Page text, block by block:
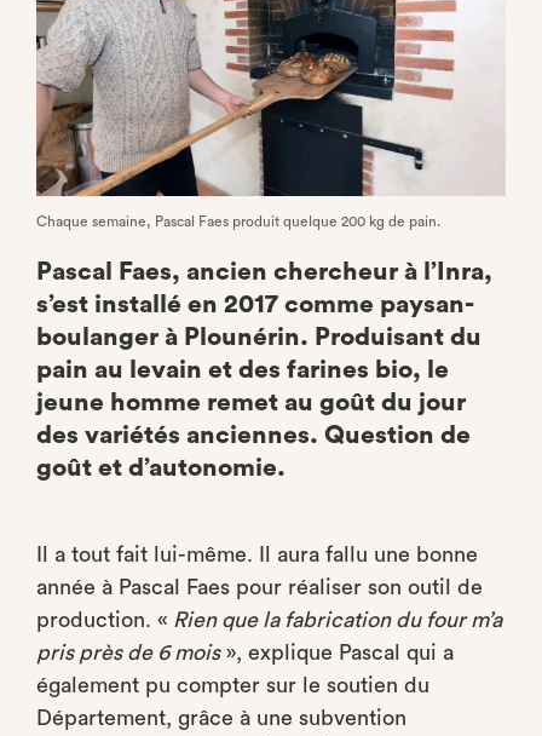
Chaque semaine, Pascal Faes produit quelque 200 kg de pain.
Pascal Faes, ancien chercheur à l’Inra,
s’est installé en 2017 comme paysan-
boulanger à Plounérin. Produisant du
pain au levain et des farines bio, le
jeune homme remet au goût du jour
des variétés anciennes. Question de
goût et d’autonomie.
Il a tout fait lui-même. Il aura fallu une bonne
année à Pascal Faes pour réaliser son outil de
production. « Rien que la fabrication du four m’a
pris près de 6 mois», explique Pascal qui a
également pu compter sur le soutien du
Département, grâce à une subvention